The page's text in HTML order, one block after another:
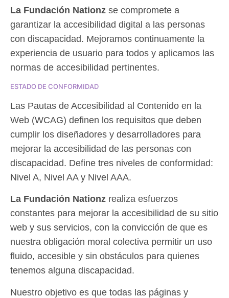
La Fundación Nationz se compromete a
garantizar la accesibilidad digital a las personas
con discapacidad. Mejoramos continuamente la
experiencia de usuario para todos y aplicamos las
normas de accesibilidad pertinentes.
ESTADO DE CONFORMIDAD
Las Pautas de Accesibilidad al Contenido en la
Web (WCAG) definen los requisitos que deben
cumplir los diseñadores y desarrolladores para
mejorar la accesibilidad de las personas con
discapacidad. Define tres niveles de conformidad:
Nivel A, Nivel AA y Nivel AAA.
La Fundación Nationz realiza esfuerzos
constantes para mejorar la accesibilidad de su sitio
web y sus servicios, con la convicción de que es
nuestra obligación moral colectiva permitir un uso
fluido, accesible y sin obstáculos para quienes
tenemos alguna discapacidad.
Nuestro objetivo es que todas las páginas y